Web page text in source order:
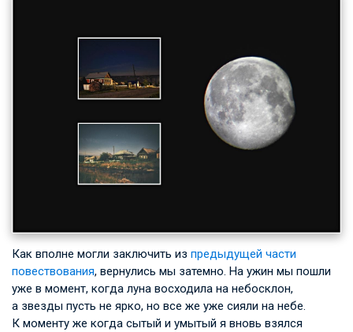
Как вполне могли заключить из предыдущей части
повествования, вернулись мы затемно. На ужин мы пошли
уже в момент, когда луна восходила на небосклон,
а звезды пусть не ярко, но все же уже сияли на небе.
К моменту же когда сытый и умытый я вновь взялся